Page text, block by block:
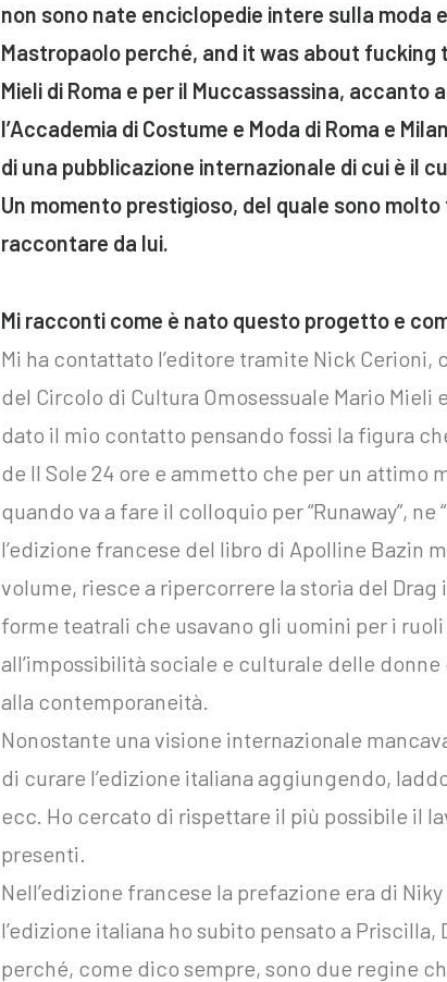
non sono nate enciclopedie intere sulla moda
Mastropaolo perché, and it was about fucking
Mieli di Roma e per il Muccassassina,
l’Accademia di Costume e Moda di Roma e
di una pubblicazione internazionale di cui è il
Un momento prestigioso, del quale sono
raccontare da lui.
Mi racconti come è nato questo progetto e
Mi ha contattato l’editore tramite Nick
del Circolo di Cultura Omosessuale Mario Mieli
dato il mio contatto pensando fossi la figura
de Il Sole 24 ore e ammetto che per un attimo
quando va a fare il colloquio per “Runaway”,
l’edizione francese del libro di Apolline Bazin
volume, riesce a ripercorrere la storia del
forme teatrali che usavano gli uomini per i
all’impossibilità sociale e culturale delle
alla contemporaneità.
Nonostante una visione internazionale
di curare l’edizione italiana aggiungendo,
ecc. Ho cercato di rispettare il più possibile il
presenti.
Nell’edizione francese la prefazione era di
l’edizione italiana ho subito pensato a
perché, come dico sempre, sono due regine